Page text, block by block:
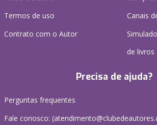
Termos de uso
Contrato com o Autor
Canais
de livros
Precisa de ajuda?
Perguntas frequentes
Fale conosco: